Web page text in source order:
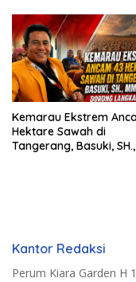
Kemarau Ekstrem
Hektare Sawah di
Tangerang, Basuki, SH.,
Kantor Redaksi
Perum Kiara Garden H